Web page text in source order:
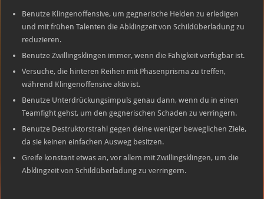
Benutze Klingenoffensive, um gegnerische Helden zu erledigen
und mit frühen Talenten die Abklingzeit von Schildüberladung zu
reduzieren.
Benutze Zwillingsklingen immer, wenn die Fähigkeit verfügbar ist.
Versuche, die hinteren Reihen mit Phasenprisma zu treffen,
während Klingenoffensive aktiv ist.
Benutze Unterdrückungsimpuls genau dann, wenn du in einen
Teamfight gehst, um den gegnerischen Schaden zu verringern.
Benutze Destruktorstrahl gegen deine weniger beweglichen Ziele,
da sie keinen einfachen Ausweg besitzen.
Greife konstant etwas an, vor allem mit Zwillingsklingen, um die
Abklingzeit von Schildüberladung zu verringern.